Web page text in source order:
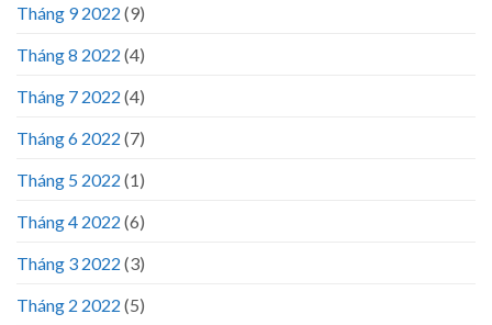
Tháng 9 2022 (9)
Tháng 8 2022 (4)
Tháng 7 2022 (4)
Tháng 6 2022 (7)
Tháng 5 2022 (1)
Tháng 4 2022 (6)
Tháng 3 2022 (3)
Tháng 2 2022 (5)